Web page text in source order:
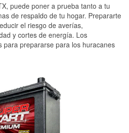
puede poner a prueba tanto a tu
de respaldo de tu hogar. Prepararte
el riesgo de averías,
y cortes de energía. Los
para prepararse para los huracanes